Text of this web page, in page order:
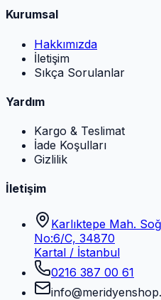
Kurumsal
Hakkımızda
İletişim
Sıkça Sorulanlar
Yardım
Kargo & Teslimat
İade Koşulları
Gizlilik
İletişim
Karlıktepe Mah.
No:6/C, 34870
Kartal / İstanbul
0216 387 00 61